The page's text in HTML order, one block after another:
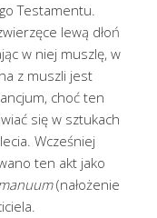
Testamentu.
lewą dłoń
w niej muszlę, w
z muszli jest
choć ten
się w sztukach
Wcześniej
ten akt jako
(nałożenie